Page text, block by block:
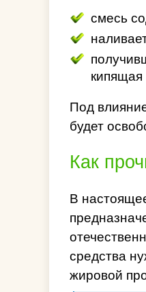
смесь
кипящая
Под
будет
Как
В
средства
жировой